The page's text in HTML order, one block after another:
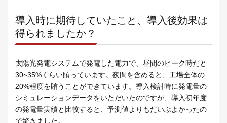
導入時に期待していたこと、導入後効果は
得られましたか？
太陽光発電システムで発電した電力で、昼間のピーク時だと
30~35%くらい賄っています。夜間を含めると、工場全体の
20%程度を賄うことができています。導入検討時に発電量の
シミュレーションデータをいただいたのですが、導入初年度
の発電量実績と比較すると、予測値よりもだいぶよかったの
で驚きました。